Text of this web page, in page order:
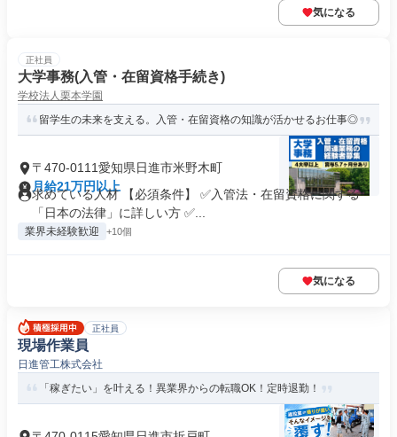
気になる
正社員
大学事務(入管・在留資格手続き)
学校法人栗本学園
留学生の未来を支える。入管・在留資格の知識が活かせるお仕事◎
〒470-0111愛知県日進市米野木町
月給21万円以上
求めている人材 【必須条件】 ✅入管法・在留資格に関する
「日本の法律」に詳しい方 ✅...
業界未経験歓迎 +10個
気になる
正社員
現場作業員
日進管工株式会社
「稼ぎたい」を叶える！異業界からの転職OK！定時退勤！